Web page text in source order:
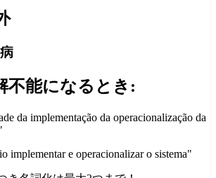
不能になるとき:
da implementação da operacionalização da
implementar e operacionalizar o sistema"